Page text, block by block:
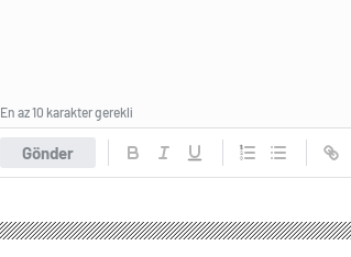
Gönder
En az 10 karakter gerekli